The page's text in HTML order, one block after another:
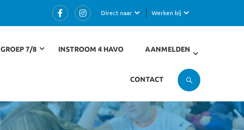
Werken bij
Direct naar
GROEP 7/8 INSTROOM 4 HAVO AANMELDEN
CONTACT